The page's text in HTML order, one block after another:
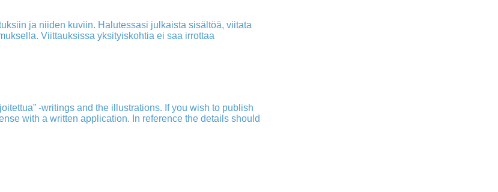
ja niiden kuviin. Halutessasi julkaista sisältöä, viitata
Viittauksissa yksityiskohtia ei saa irrottaa
-writings and the illustrations. If you wish to publish
with a written application. In reference the details should